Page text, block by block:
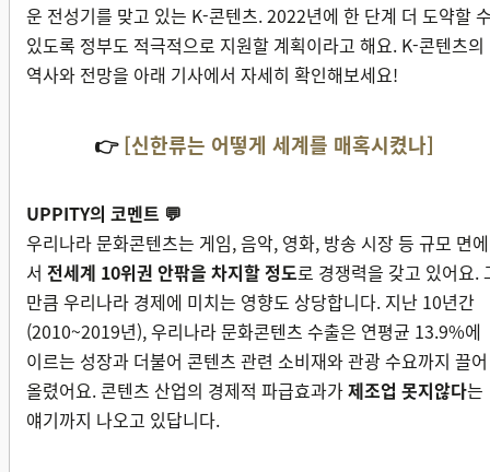
운 전성기를 맞고 있는 K-콘텐츠. 2022년에 한 단계 더 도약할
있도록 정부도 적극적으로 지원할 계획이라고 해요. K-콘텐츠의
역사와 전망을 아래 기사에서 자세히 확인해보세요!
👉[신한류는 어떻게 세계를 매혹시켰나]
UPPITY의 코멘트 💬
우리나라 문화콘텐츠는 게임, 음악, 영화, 방송 시장 등 규모 면에
서 전세계 10위권 안팎을 차지할 정도로 경쟁력을 갖고 있어요.
만큼 우리나라 경제에 미치는 영향도 상당합니다. 지난 10년간
(2010~2019년), 우리나라 문화콘텐츠 수출은 연평균 13.9%에
이르는 성장과 더불어 콘텐츠 관련 소비재와 관광 수요까지 끌어
올렸어요. 콘텐츠 산업의 경제적 파급효과가제조업 못지않다는
얘기까지 나오고 있답니다.